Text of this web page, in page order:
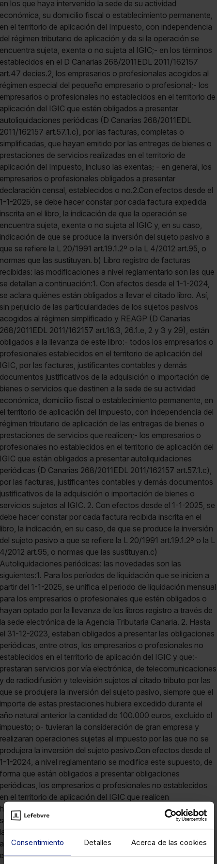
Consentimiento Detalles Acerca de las cookies
en los que haya intervenido la sede de su actividad
económica, su domicilio fiscal o establecimiento permanente,
en el territorio de aplicación del Impuesto, con independencia
del régimen tributario de aplicación y de si la operación se
encuentra sujeta, exenta o no sujeta al IGIC;- en los términos
establecidos en el D Canarias 268/2011EDL 2011/162157
art.47 decies.2, los empresarios o profesionales acogidos al
régimen especial del pequeño empresario o profesional;- los
empresarios o profesionales no establecidos en el territorio de
aplicación del IGIC que estén obligados a presentar
autoliquidaciones periódicas (D Canarias 268/2011EDL
2011/162157 art.57.1.c), por las facturas, completas o
simplificadas, que hayan emitido por las entregas de bienes o
prestaciones de servicios realizadas en el territorio de
aplicación del Impuesto, incluso las exentas; - en general, los
empresarios o profesionales obligados a presentar
declaración censal, establecidos o no.2.Con efectos desde el
1-1-2025, se debe hacer constar por cada factura expedida
inscrita en el libro, la indicación de que la operación se
encuentra sujeta, exenta o no sujeta al IGIC y, en su caso,
indicación de que se produce la inversión del sujeto pasivo a
que se refiere la L 20/1991 art.19.1.2º o la L 4/2012 art.95, o
normas que las sustituyan. b) Libro registro de facturas
recibidas: las modificaciones a nivel reglamentario son las que
se detallan a continuación:1. Con efectos desde el 1-1-2024,
se aclara quiénes están obligados a llevar el citado libro. Así,
sin perjuicio de las particularidades de los sujetos pasivos
acogidos al régimen simplificado y REAGP (D Canarias
268/2011EDL 2011/162157 art.16.3, 26.1.e, 2 y 3 y 29), están
obligados a la llevanza de este libro:- todos los empresarios o
profesionales establecidos en el territorio de aplicación del
IGIC, por las facturas, justificantes contables y demás
documentos justificativos de la adquisición o importación de
bienes o servicios que destinen a la sede de su actividad
económica, domicilio fiscal o establecimiento permanente, en
el territorio de aplicación del Impuesto, con independencia del
régimen tributario de aplicación de las entregas de bienes o
prestaciones de servicios que realicen;- los empresarios o
profesionales no establecidos en el territorio de aplicación del
IGIC que están obligados a presentar autoliquidaciones
periódicas (D Canarias 268/2011EDL 2011/162157 art.57.1.c),
por las facturas, justificantes contables y demás documentos
justificativos de la adquisición o importación de bienes o
servicios sujetos al IGIC. 2. Con efectos desde el 1-1-2025, se
debe hacer constar por cada factura recibida inscrita en el
libro, la indicación, en su caso, de que se produce la inversión
del sujeto pasivo a que se refiere la L 20/1991 art.19.1.2º o la L
4/2012 art.95, o normas que las sustituyan.c)
Autoliquidaciones periódicas: las novedades son las
siguientes:1. Para los períodos de liquidación que se inicien a
partir del 1-1-2025, se unifica el periodo de liquidación mensual
para los empresarios o profesionales que estén obligados o
hayan optado por la llevanza de los libros registro a través de
la sede electrónica de la Agencia Tributaria Canaria. 2. Hasta
el 31-12-2023, estaban obligados a presentar las obligaciones
periódicas, entre otros, los empresarios o profesionales no
establecidos en el territorio de aplicación del IGIC y que:-
prestaran servicios por vía electrónica, de telecomunicaciones
y de radiodifusión y televisión sujetos al citado tributo por las
que se produjera la inversión del sujeto pasivo, siempre que el
importe de estas prestaciones hubiera excedido durante el
año natural anterior la cantidad de 100.000 euros, excluido el
impuesto; o- tuvieran la consideración de gran empresa y
realizaran operaciones sujetas al impuesto por las que no se
produjera la inversión del sujeto pasivo.Con efectos desde el
1-1-2024, a nivel reglamentario se modifica este supuesto, de
forma que están obligados a presentar obligaciones
periódicas, los empresarios o profesionales no establecidos
en el territorio de aplicación del IGIC que realicen
habitualmente entregas de bienes o prestaciones de servicios
sujetas y no exentas al Impuesto, por las que no se produzca
la inversión del sujeto pasivo a que se refiere la L 20/1991
art.19.1.2º o norma que la sustituya.d) Opción por la llevanza
electrónica de los libros registro: para los períodos de